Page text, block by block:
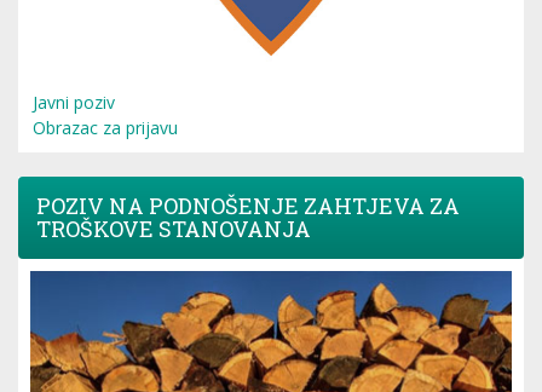
Javni poziv
Obrazac za prijavu
POZIV NA PODNOŠENJE ZAHTJEVA ZA
TROŠKOVE STANOVANJA